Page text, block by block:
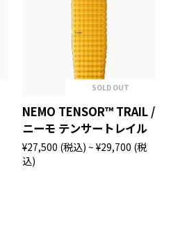
SOLD OUT
NEMO TENSOR™ TRAIL /
ニーモ テンサートレイル
¥27,500 (税込) ~ ¥29,700 (税
込)